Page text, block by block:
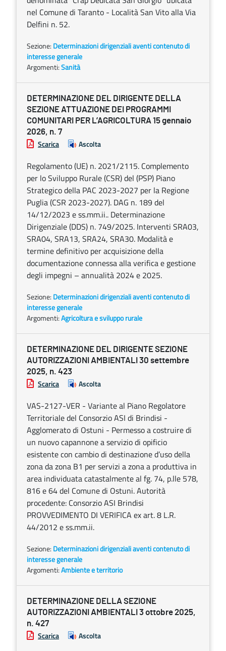
nel Comune di Taranto - Località San Vito alla Via
Delfini n. 52.
Sezione: Determinazioni dirigenziali aventi contenuto di
interesse generale
Argomenti:Sanità
DETERMINAZIONE DEL DIRIGENTE DELLA
SEZIONE ATTUAZIONE DEI PROGRAMMI
COMUNITARI PER L’AGRICOLTURA 15 gennaio
2026, n. 7
Scarica Ascolta
Regolamento (UE) n. 2021/2115. Complemento
per lo Sviluppo Rurale (CSR) del (PSP) Piano
Strategico della PAC 2023-2027 per la Regione
Puglia (CSR 2023-2027). DAG n. 189 del
14/12/2023 e ss.mm.ii.. Determinazione
Dirigenziale (DDS) n. 749/2025. Interventi SRA03,
SRA04, SRA13, SRA24, SRA30. Modalità e
termine definitivo per acquisizione della
documentazione connessa alla verifica e gestione
degli impegni – annualità 2024 e 2025.
Sezione: Determinazioni dirigenziali aventi contenuto di
interesse generale
Argomenti:Agricoltura e sviluppo rurale
DETERMINAZIONE DEL DIRIGENTE SEZIONE
AUTORIZZAZIONI AMBIENTALI 30 settembre
2025, n. 423
Scarica Ascolta
VAS-2127-VER - Variante al Piano Regolatore
Territoriale del Consorzio ASI di Brindisi -
Agglomerato di Ostuni - Permesso a costruire di
un nuovo capannone a servizio di opificio
esistente con cambio di destinazione d’uso della
zona da zona B1 per servizi a zona a produttiva in
area individuata catastalmente al fg. 74, p.lle 578,
816 e 64 del Comune di Ostuni. Autorità
procedente: Consorzio ASI Brindisi
PROVVEDIMENTO DI VERIFICA ex art. 8 L.R.
44/2012 e ss.mm.ii.
Sezione: Determinazioni dirigenziali aventi contenuto di
interesse generale
Argomenti:Ambiente e territorio
DETERMINAZIONE DELLA SEZIONE
AUTORIZZAZIONI AMBIENTALI 3 ottobre 2025,
n. 427
Scarica Ascolta